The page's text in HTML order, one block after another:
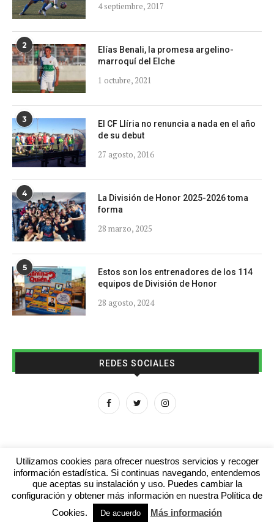
4 septiembre, 2017
2
Elías Benali, la promesa argelino-
marroquí del Elche
1 octubre, 2021
3
El CF Llíria no renuncia a nada en el año
de su debut
27 agosto, 2016
4
La División de Honor 2025-2026 toma
forma
28 marzo, 2025
5
Estos son los entrenadores de los 114
equipos de División de Honor
28 agosto, 2024
REDES SOCIALES
Aviso legal Contacto Colabora con nosotros
© 2016 - futboljuvenil.es
Utilizamos cookies para ofrecer nuestros servicios y recoger
información estadística. Si continuas navegando, entendemos
que aceptas su instalación y uso. Puedes cambiar la
configuración y obtener más información en nuestra Política de
Cookies.
De acuerdo Más información